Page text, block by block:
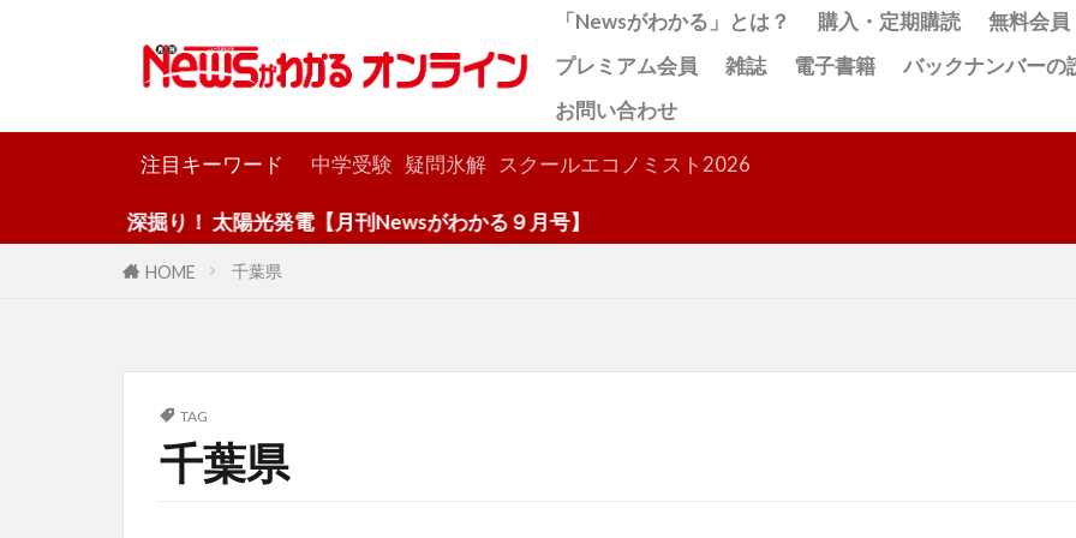
「Newsがわかる」とは？ 購入・定期購読
無料会員
プレミアム会員
雑誌 電子書籍
バックナンバーの
お問い合わせ
注目キーワード 中学受験 疑問氷解 スクールエコノミスト2026
深掘り！ 太陽光発電【月刊Newsがわかる９月号】
HOME 千葉県
TAG
千葉県
検索